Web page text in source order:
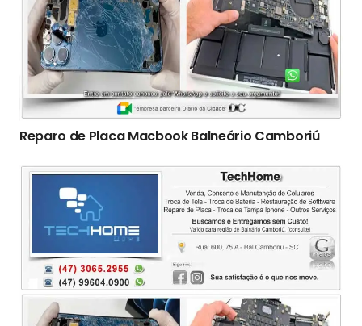
Reparo de Placa Macbook Balneário Camboriú